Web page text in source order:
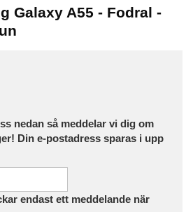
Galaxy A55 - Fodral -
nedan så meddelar vi dig om
Din e-postadress sparas i upp
endast ett meddelande när